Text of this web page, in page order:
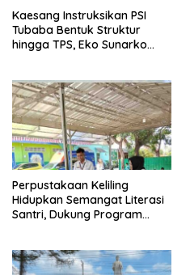
Kaesang Instruksikan PSI
Tubaba Bentuk Struktur
hingga TPS, Eko Sunarko
Perpustakaan Keliling
Hidupkan Semangat Literasi
Santri, Dukung Program